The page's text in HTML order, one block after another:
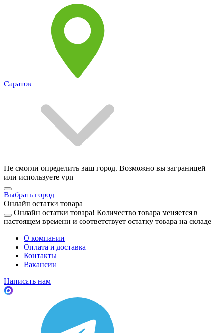
Саратов
Не смогли определить ваш город. Возможно вы заграницей
или используете vpn
Выбрать город
Онлайн остатки товара
Онлайн остатки товара! Количество товара меняется в
настоящем времени и соответствует остатку товара на складе
О компании
Оплата и доставка
Контакты
Вакансии
Написать нам